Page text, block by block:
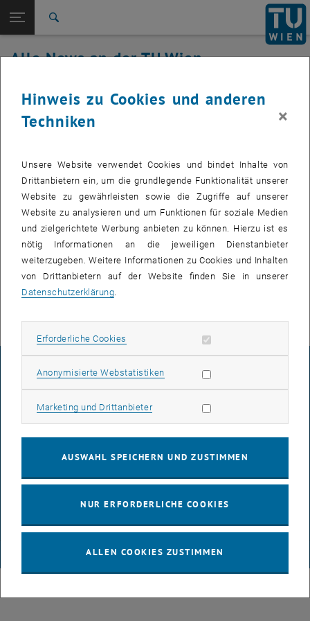
TU Login
Quicklinks
Quicklinks-Menü umschalten
Studium
International
Zur 1. Menü Ebene
Alle News
Zurück: Subseiten von TU Wien Startseite auflisten
Zurück zur letzten Ebene:
TU Wien Startseite
Alle News an der TU Wien
06. Juli 2022
Wartung TUchat am 6.7.2022 von
Am Mittwoch den 6. Juli 2022 wird es zwischen 21:00 und 23:00 Uhr
zu Unterbrechungen des Services TUchat kommen. Grund ist das
Einspielen eines Sicherheitsupdates und der entsprechend
notwendigen Backups. Ab 23:00 Uhr sollte das Service wieder
vollständig verfügbar sein.
© TU Wien# 116210
IMPRESSUM
Hinweis zu Cookies und anderen
Techniken
×
Unsere Website verwendet Cookies und bindet Inhalte von
Drittanbietern ein, um die grundlegende Funktionalität unserer
Website zu gewährleisten sowie die Zugriffe auf unserer
Website zu analysieren und um Funktionen für soziale Medien
und zielgerichtete Werbung anbieten zu können. Hierzu ist es
nötig Informationen an die jeweiligen Dienstanbieter
weiterzugeben. Weitere Informationen zu Cookies und Inhalten
von Drittanbietern auf der Website finden Sie in unserer
Datenschutzerklärung.
Erforderliche Cookies Erforderliche Cookies zulassen
Anonymisierte WebstatistikenStatistik Cookies zulassen
Marketing und DrittanbieterMarketing Cookies zulassen
AUSWAHL SPEICHERN UND ZUSTIMMEN
NUR ERFORDERLICHE COOKIES
ALLEN COOKIES ZUSTIMMEN